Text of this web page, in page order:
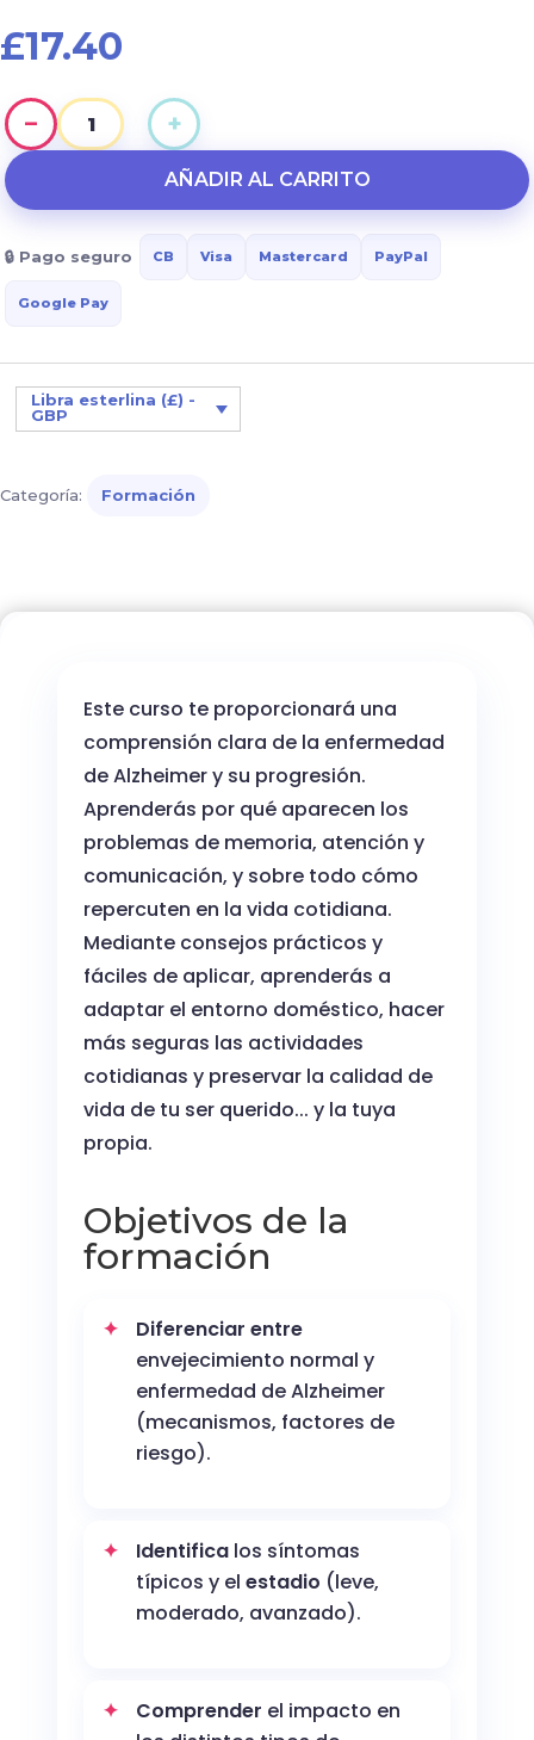
£17.40
−
Enfermedad
la
enfermedad
encontrar
soluciones
para
vida
+
AÑADIR AL CARRITO
🔒 Pago seguro CB Visa Mastercard PayPal
Google Pay
Libra esterlina (£) -
GBP
Categoría: Formación
Este curso te proporcionará una
comprensión clara de la enfermedad
de Alzheimer y su progresión.
Aprenderás por qué aparecen los
problemas de memoria, atención y
comunicación, y sobre todo cómo
repercuten en la vida cotidiana.
Mediante consejos prácticos y
fáciles de aplicar, aprenderás a
adaptar el entorno doméstico, hacer
más seguras las actividades
cotidianas y preservar la calidad de
vida de tu ser querido... y la tuya
propia.
Objetivos de la
formación
Diferenciar entre
envejecimiento normal y
enfermedad de Alzheimer
(mecanismos, factores de
riesgo).
Identifica los síntomas
típicos y el estadio (leve,
moderado, avanzado).
Comprender el impacto en